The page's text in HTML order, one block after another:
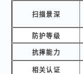
扫描景深
防护等级
抗摔能力
相关认证